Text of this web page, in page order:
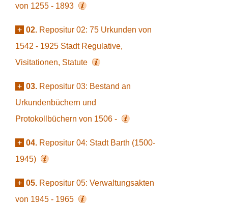
von 1255 - 1893
+ 02. Repositur 02: 75 Urkunden von
1542 - 1925 Stadt Regulative,
Visitationen, Statute
+ 03. Repositur 03: Bestand an
Urkundenbüchern und
Protokollbüchern von 1506 -
+ 04. Repositur 04: Stadt Barth (1500-
1945)
+ 05. Repositur 05: Verwaltungsakten
von 1945 - 1965